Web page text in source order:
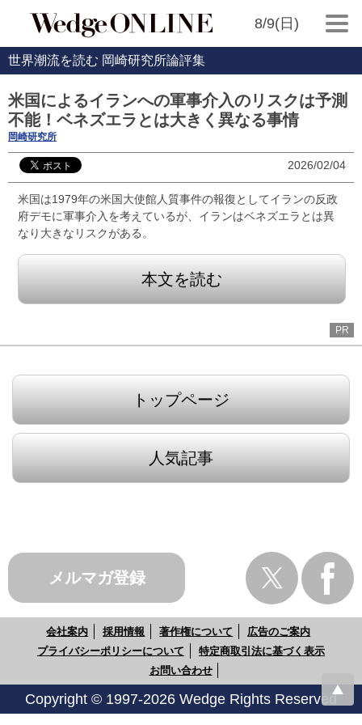
8/9(日)
世界潮流を読む 岡崎研究所論評集
米国によるイランへの軍事介入のリスクは予測
不能！ベネズエラとは大きく異なる事情
岡崎研究所
2026/02/04
米国は1979年の米国大使館人質事件の報復としてイランの反政
府デモに軍事介入を考えているが、イランはベネズエラとは異
なり大きなリスクがある。
本文を読む
PR
トップページ
人気記事
メルマガ登録
会社案内 採用情報 著作権について
広告のご案内
プライバシーポリシーについて
特定商取引法に基づく表示
お問い合わせ
Copyright © 1997-2026 Wedge Rights Reserved